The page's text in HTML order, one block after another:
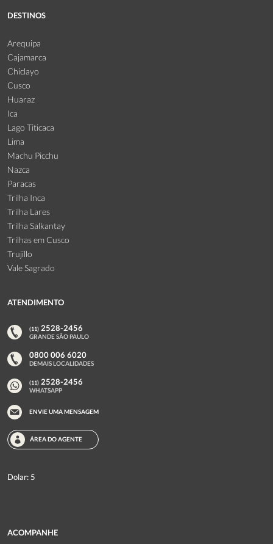
DESTINOS
Arequipa
Cajamarca
Chiclayo
Cusco
Huaraz
Ica
Lago Titicaca
Lima
Machu Picchu
Nazca
Paracas
Trilha Inca
Trilha Lares
Trilha Salkantay
Trilhas em Cusco
Trujillo
Vale Sagrado
ATENDIMENTO
(11) 2528-2456
GRANDE SÃO PAULO
0800 006 6020
DEMAIS LOCALIDADES
(11) 2528-2456
WHATSAPP
ENVIE UMA MENSAGEM
ÁREA DO AGENTE
Dolar: 5
ACOMPANHE
certos para a sua viagem